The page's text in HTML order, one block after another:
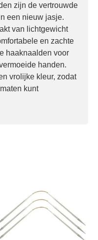
zijn de vertrouwde
een nieuw jasje.
van lichtgewicht
en zachte
haaknaalden voor
handen.
vrolijke kleur, zodat
kunt